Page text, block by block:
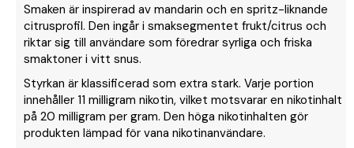
Smaken är inspirerad av mandarin och en spritz-liknande
citrusprofil. Den ingår i smaksegmentet frukt/citrus och
riktar sig till användare som föredrar syrliga och friska
smaktoner i vitt snus.
Styrkan är klassificerad som extra stark. Varje portion
innehåller 11 milligram nikotin, vilket motsvarar en nikotinhalt
på 20 milligram per gram. Den höga nikotinhalten gör
produkten lämpad för vana nikotinanvändare.